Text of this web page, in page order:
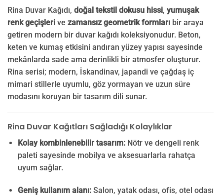
Rina Duvar Kağıdı, doğal tekstil dokusu hissi, yumuşak
renk geçişleri ve zamansız geometrik formları bir araya
getiren modern bir duvar kağıdı koleksiyonudur. Beton,
keten ve kumaş etkisini andıran yüzey yapısı sayesinde
mekânlarda sade ama derinlikli bir atmosfer oluşturur.
Rina serisi; modern, İskandinav, japandi ve çağdaş iç
mimari stillerle uyumlu, göz yormayan ve uzun süre
modasını koruyan bir tasarım dili sunar.
Rina Duvar Kağıtları Sağladığı Kolaylıklar
Kolay kombinlenebilir tasarım:Nötr ve dengeli renk
paleti sayesinde mobilya ve aksesuarlarla rahatça
uyum sağlar.
Geniş kullanım alanı:Salon, yatak odası, ofis, otel odası